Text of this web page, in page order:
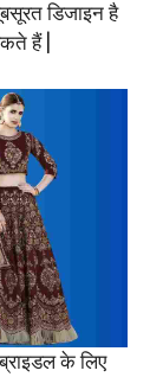
डिजाइन है
हैं |
के लिए